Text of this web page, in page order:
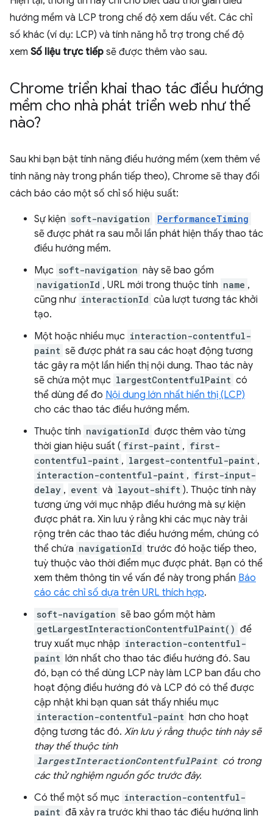
hướng mềm và LCP trong chế độ xem dấu vết. Các chỉ
số khác (ví dụ: LCP) và tính năng hỗ trợ trong chế độ
xem Số liệu trực tiếp sẽ được thêm vào sau.
Chrome triển khai thao tác điều hướng
mềm cho nhà phát triển web như thế
nào?
Sau khi bạn bật tính năng điều hướng mềm (xem thêm về
tính năng này trong phần tiếp theo), Chrome sẽ thay đổi
cách báo cáo một số chỉ số hiệu suất:
Sự kiện soft-navigation PerformanceTiming
sẽ được phát ra sau mỗi lần phát hiện thấy thao tác
điều hướng mềm.
Mục soft-navigation này sẽ bao gồm
navigationId , URL mới trong thuộc tính name ,
cũng như interactionId của lượt tương tác khởi
tạo.
Một hoặc nhiều mục interaction-contentful-
paint sẽ được phát ra sau các hoạt động tương
tác gây ra một lần hiển thị nội dung. Thao tác này
sẽ chứa một mục largestContentfulPaint có
thể dùng để đo Nội dung lớn nhất hiển thị (LCP)
cho các thao tác điều hướng mềm.
Thuộc tính navigationId được thêm vào từng
thời gian hiệu suất ( first-paint , first-
contentful-paint , largest-contentful-paint ,
interaction-contentful-paint , first-input-
delay , event và layout-shift ). Thuộc tính này
tương ứng với mục nhập điều hướng mà sự kiện
được phát ra. Xin lưu ý rằng khi các mục này trải
rộng trên các thao tác điều hướng mềm, chúng có
thể chứa navigationId trước đó hoặc tiếp theo,
tuỳ thuộc vào thời điểm mục được phát. Bạn có thể
xem thêm thông tin về vấn đề này trong phần Báo
cáo các chỉ số dựa trên URL thích hợp.
soft-navigation sẽ bao gồm một hàm
getLargestInteractionContentfulPaint() để
truy xuất mục nhập interaction-contentful-
paint lớn nhất cho thao tác điều hướng đó. Sau
đó, bạn có thể dùng LCP này làm LCP ban đầu cho
hoạt động điều hướng đó và LCP đó có thể được
cập nhật khi bạn quan sát thấy nhiều mục
interaction-contentful-paint hơn cho hoạt
động tương tác đó. Xin lưu ý rằng thuộc tính này sẽ
thay thế thuộc tính
largestInteractionContentfulPaint có trong
các thử nghiệm nguồn gốc trước đây.
Có thể một số mục interaction-contentful-
paint đã xảy ra trước khi thao tác điều hướng linh